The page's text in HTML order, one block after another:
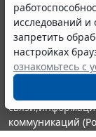
исследований
запретить
настройках
ознакомьтесь с
© ООО "НПП
выпускается с
являются
информации
Портал
издания
коммуникаций